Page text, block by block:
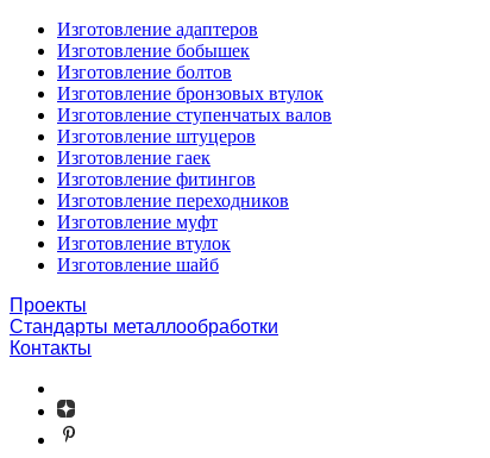
Изготовление адаптеров
Изготовление бобышек
Изготовление болтов
Изготовление бронзовых втулок
Изготовление ступенчатых валов
Изготовление штуцеров
Изготовление гаек
Изготовление фитингов
Изготовление переходников
Изготовление муфт
Изготовление втулок
Изготовление шайб
Проекты
Стандарты металлообработки
Контакты